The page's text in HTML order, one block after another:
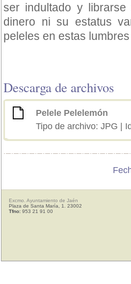
ser indultado y
dinero ni su estatus
peleles en estas
Descarga de archivos
Pelele Pelelemón
Tipo de archivo: JPG |
Excmo. Ayuntamiento de Jaén
Plaza de Santa María, 1. 23002
Tfno: 953 21 91 00